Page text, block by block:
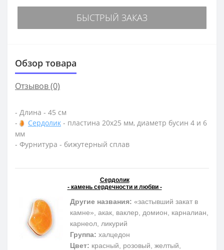
БЫСТРЫЙ ЗАКАЗ
Обзор товара
Отзывов (0)
- Длина - 45 см
-
Сердолик - пластина 20х25 мм, диаметр бусин 4 и 6
мм
- Фурнитура - бижутерный сплав
Сердолик
- камень сердечности и любви -
Другие названия: «застывший закат в
камне», акак, ваклер, домион, карналиан,
карнеол, ликурий
Группа: халцедон
Цвет: красный, розовый, желтый,